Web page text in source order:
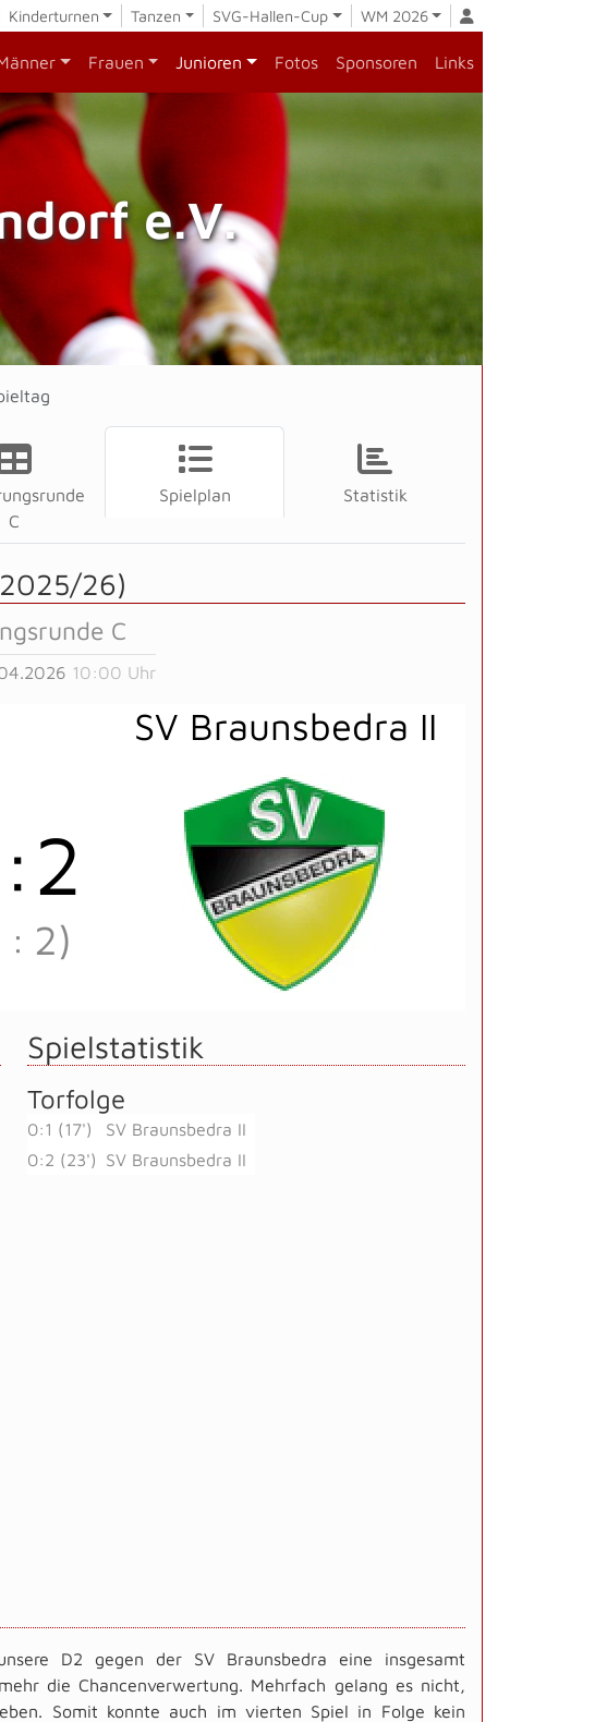
Kinderturnen Tanzen SVG-Hallen-Cup WM 2026
Frauen Junioren Fotos Sponsoren Links
e.V.
C
Spielplan Statistik
26)
C
10:00 Uhr
SV Braunsbedra II
:2
: 2)
Spielstatistik
Torfolge
0:1 (17')
SV Braunsbedra II
0:2 (23')
SV Braunsbedra II
D2 gegen der SV Braunsbedra eine insgesamt
die Chancenverwertung. Mehrfach gelang es nicht,
Somit konnte auch im vierten Spiel in Folge kein